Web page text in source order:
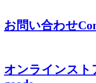
お問い合わせ
オンラインスト